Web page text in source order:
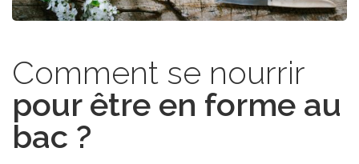
Comment se nourrir
pour être en forme au
bac ?